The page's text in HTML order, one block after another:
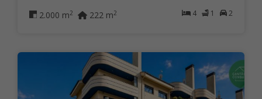
4 1 2
2.000 m2 222 m2